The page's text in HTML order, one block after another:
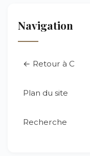
Navigation
← Retour à C
Plan du site
Recherche